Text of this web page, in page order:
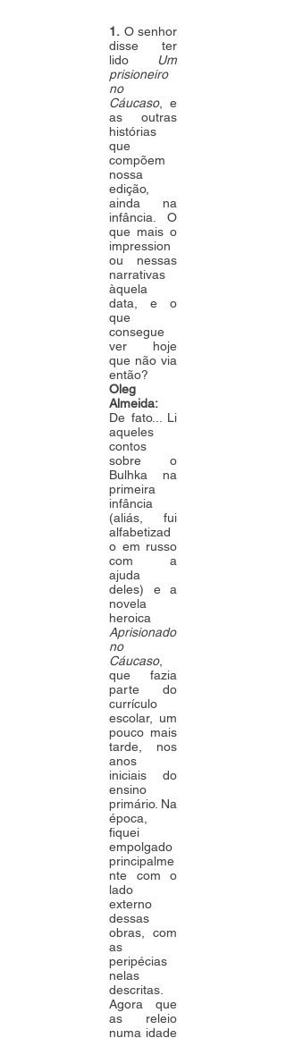
1. O senhor
disse ter
lido Um
prisioneiro
no
Cáucaso, e
as outras
histórias
que
compõem
nossa
edição,
ainda na
infância. O
que mais o
impression
ou nessas
narrativas
àquela
data, e o
que
consegue
ver hoje
que não via
então?
Oleg
Almeida:
De fato... Li
aqueles
contos
sobre o
Bulhka na
primeira
infância
(aliás, fui
alfabetizad
o em russo
com a
ajuda
deles) e a
novela
heroica
Aprisionado
no
Cáucaso,
que fazia
parte do
currículo
escolar, um
pouco mais
tarde, nos
anos
iniciais do
ensino
primário. Na
época,
fiquei
empolgado
principalme
nte com o
lado
externo
dessas
obras, com
as
peripécias
nelas
descritas.
Agora que
as releio
numa idade